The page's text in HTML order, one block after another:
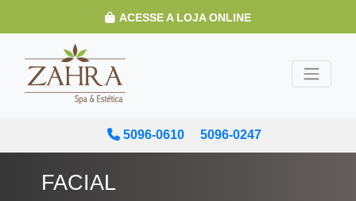
ACESSE A LOJA ONLINE
5096-0610 5096-0247
FACIAL